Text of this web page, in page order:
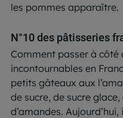
les pommes apparaître.
N°10 des pâtisseries
Comment passer à côté
incontournables en
petits gâteaux aux
de sucre, de sucre
d’amandes.